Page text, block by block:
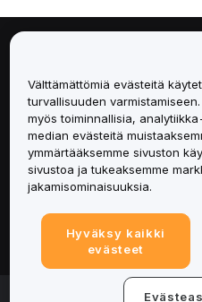
Palvelut
Tuki
Tuotteet
Lakiasiat
© 2025-2026 Bybit.eu.
Välttämättömiä evästeitä
turvallisuuden
myös toiminnallisia,
median evästeitä
ymmärtääksemme sivuston
sivustoa ja tukeaksemme
jakamisominaisuuksia.
Hyväksy kaikki
evästeet